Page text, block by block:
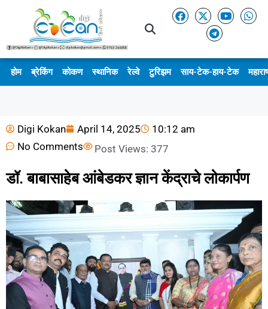
होम ब्रेकिंग कोकण स्थानिक रेल्वे टुरिझम साय-टेक-हाय-टेक
Digi Kokan April 14, 2025
10:12 am
No Comments
Post Views: 377
डॉ. बाबासाहेब आंबेडकर ज्ञान केंद्राचे लोकार्पण